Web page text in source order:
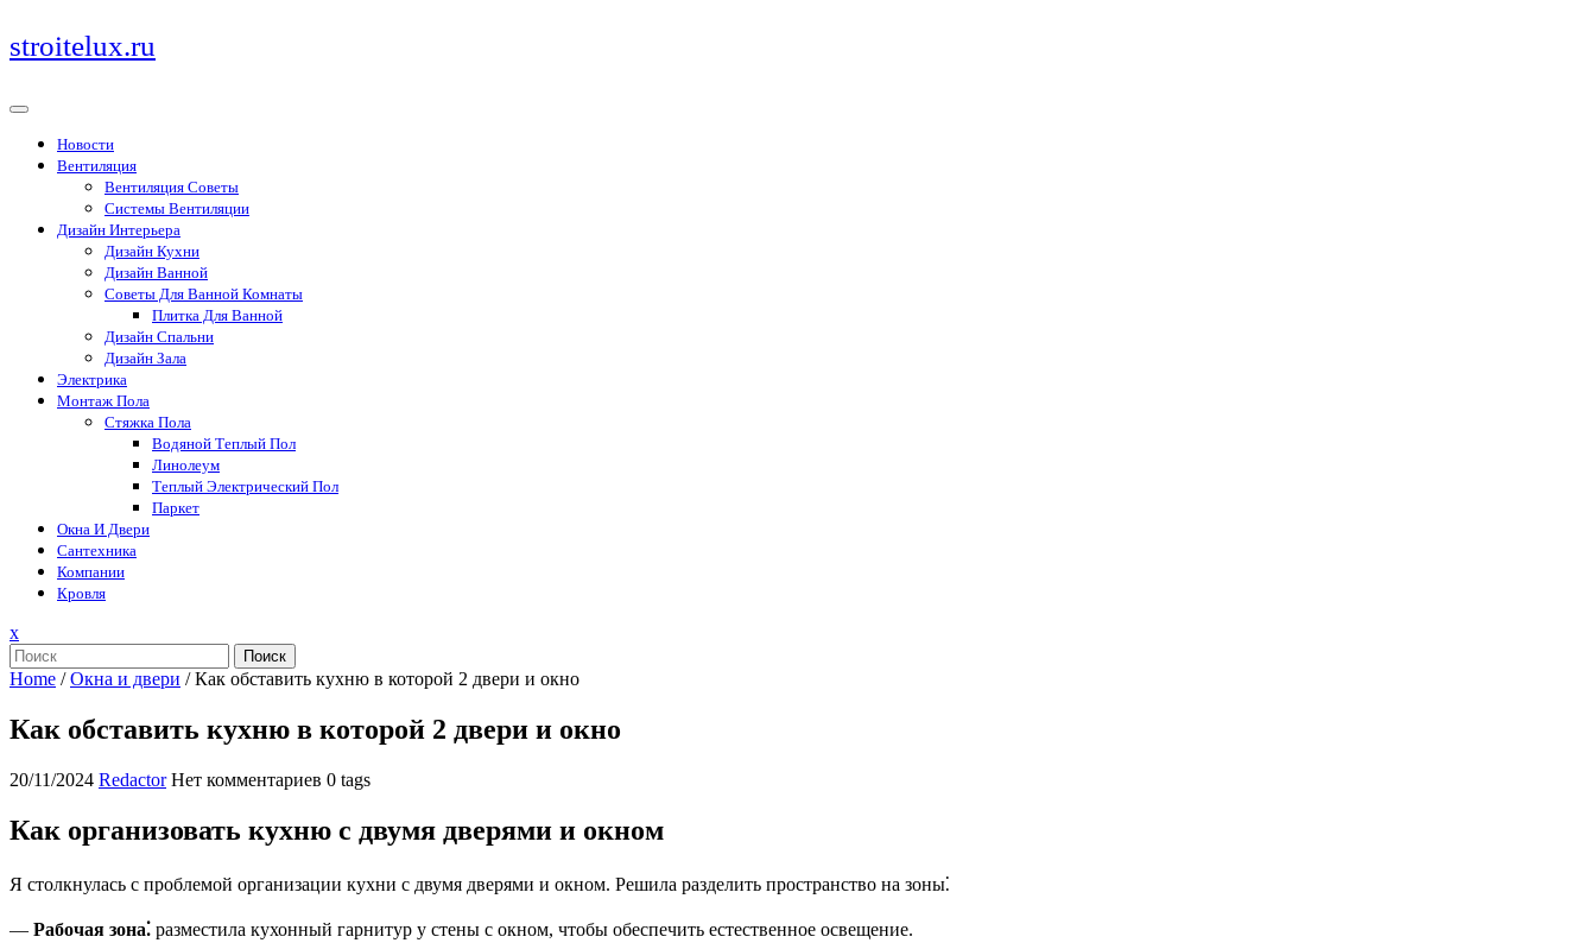
Перейти
к
stroitelux.ru
Новости
Вентиляция
Вентиляция Советы
Системы Вентиляции
Дизайн Интерьера
Дизайн Кухни
Дизайн Ванной
Советы Для Ванной Комнаты
Плитка Для Ванной
Дизайн Спальни
Дизайн Зала
Электрика
Монтаж Пола
Стяжка Пола
Водяной Теплый Пол
Линолеум
Теплый Электрический Пол
Паркет
Окна И Двери
Сантехника
Компании
Кровля
xЗакрыть
меню
Поиск
Home /Окна и двери /Как обставить кухню в которой 2 двери и окно
Как обставить кухню в которой 2 двери и окно
20/11/2024 Redactor Нет комментариев 0 tags
Как организовать кухню с двумя дверями и окном
Я столкнулась с проблемой организации кухни с двумя дверями и окном. Решила разделить пространство на зоны⁚
— Рабочая зона⁚ разместила кухонный гарнитур у стены с окном, чтобы обеспечить естественное освещение.